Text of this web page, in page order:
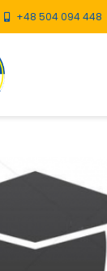
+48 504 094 448